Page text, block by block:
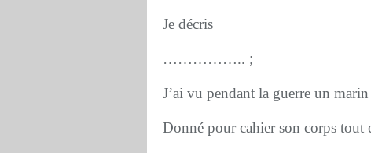
Je décris
…………….. ;
J’ai vu pendant la guerre un marin
Donné pour cahier son corps tout